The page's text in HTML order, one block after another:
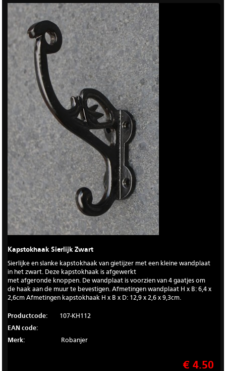
Kapstokhaak Sierlijk Zwart
Sierlijke en slanke kapstokhaak van gietijzer met een kleine wandplaat
in het zwart. Deze kapstokhaak is afgewerkt
met afgeronde knoppen. De wandplaat is voorzien van 4 gaatjes om
de haak aan de muur te bevestigen. Afmetingen wandplaat H x B: 6,4 x
2,6cm Afmetingen kapstokhaak H x B x D: 12,9 x 2,6 x 9,3cm.
Productcode:
107-KH112
EAN code:
Merk:
Robanjer
€ 4.50